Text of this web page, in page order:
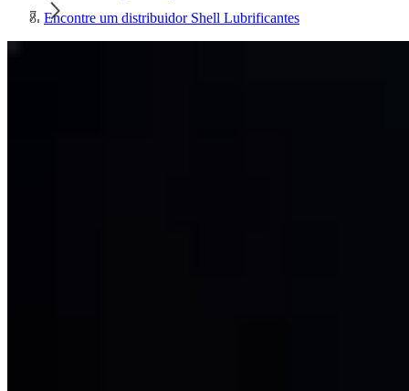
Encontre um distribuidor Shell Lubrificantes